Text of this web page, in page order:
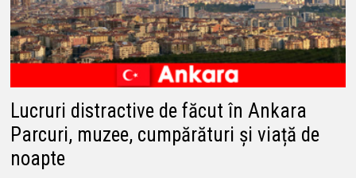
Lucruri distractive de făcut în Ankara
Parcuri, muzee, cumpărături și viață de
noapte